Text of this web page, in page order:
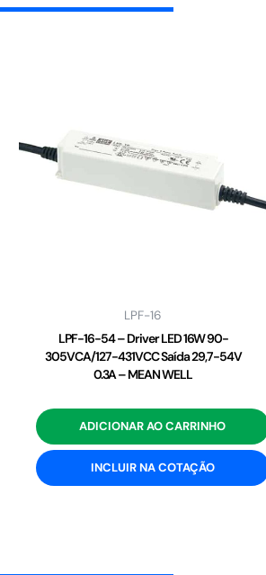
LPF-16
LPF-16-54 – Driver LED 16W 90-
305VCA/127-431VCC Saída 29,7-54V
0.3A – MEAN WELL
ADICIONAR AO CARRINHO
INCLUIR NA COTAÇÃO